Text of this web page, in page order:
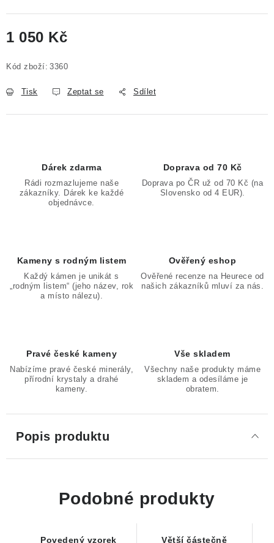
1 050 Kč
Kód zboží: 3360
Tisk Zeptat se Sdílet
Dárek zdarma
Rádi rozmazlujeme naše
zákazníky. Dárek ke každé
objednávce.
Doprava od 70 Kč
Doprava po ČR už od 70 Kč (na
Slovensko od 4 EUR).
Kameny s rodným listem
Každý kámen je unikát s
„rodným listem“ (jeho název, rok
a místo nálezu).
Ověřený eshop
Ověřené recenze na Heurece od
našich zákazníků mluví za nás.
Pravé české kameny
Nabízíme pravé české minerály,
přírodní krystaly a drahé
kameny.
Vše skladem
Všechny naše produkty máme
skladem a odesíláme je
obratem.
Popis produktu
Podobné produkty
Povedený vzorek
Větší částečně